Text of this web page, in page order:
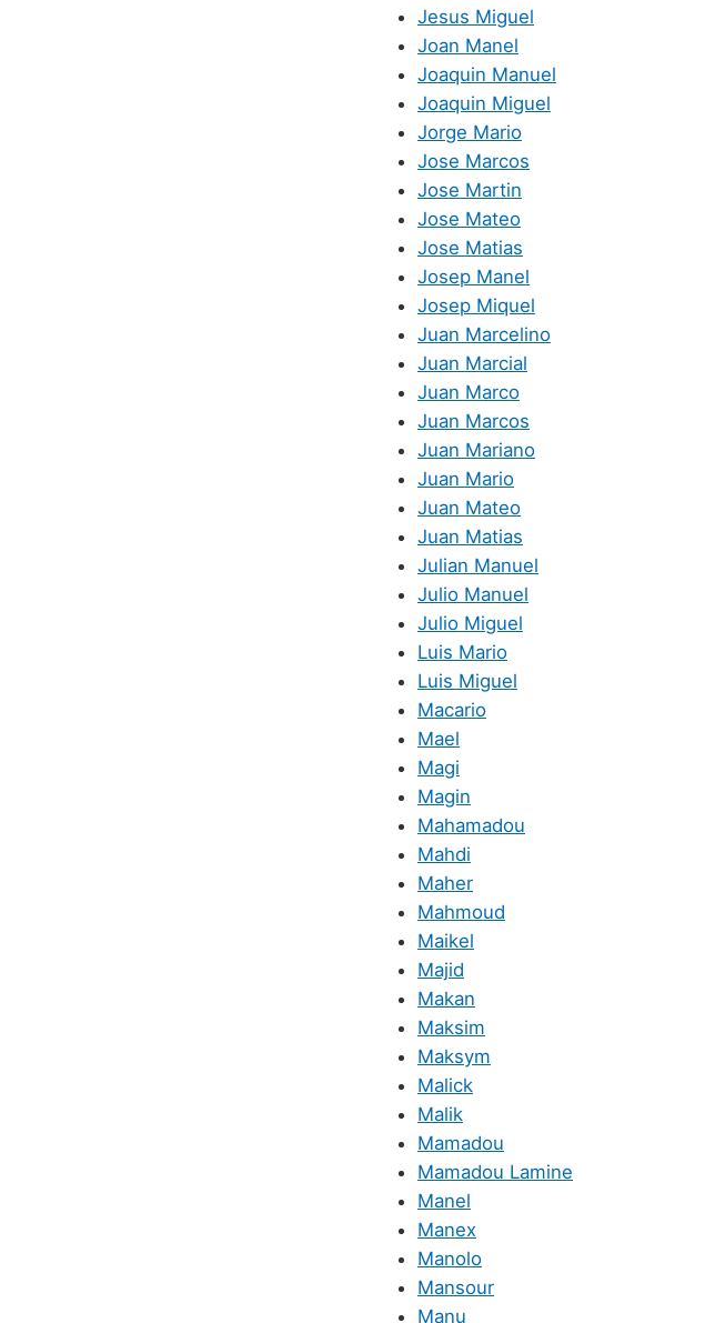
Jesus Miguel
Joan Manel
Joaquin Manuel
Joaquin Miguel
Jorge Mario
Jose Marcos
Jose Martin
Jose Mateo
Jose Matias
Josep Manel
Josep Miquel
Juan Marcelino
Juan Marcial
Juan Marco
Juan Marcos
Juan Mariano
Juan Mario
Juan Mateo
Juan Matias
Julian Manuel
Julio Manuel
Julio Miguel
Luis Mario
Luis Miguel
Macario
Mael
Magi
Magin
Mahamadou
Mahdi
Maher
Mahmoud
Maikel
Majid
Makan
Maksim
Maksym
Malick
Malik
Mamadou
Mamadou Lamine
Manel
Manex
Manolo
Mansour
Manu